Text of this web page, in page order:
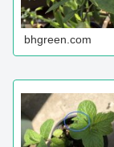
bhgreen.com